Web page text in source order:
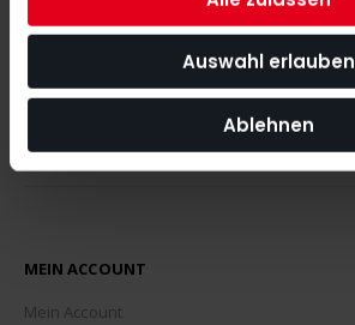
Auswahl erlauben
Ablehnen
MEIN ACCOUNT
Mein Account